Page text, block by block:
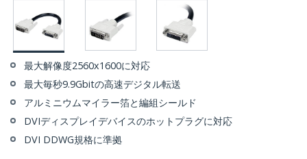
最大解像度2560x1600に対応
最大毎秒9.9Gbitの高速デジタル転送
アルミニウムマイラー箔と編組シールド
DVIディスプレイデバイスのホットプラグに対応
DVI DDWG規格に準拠